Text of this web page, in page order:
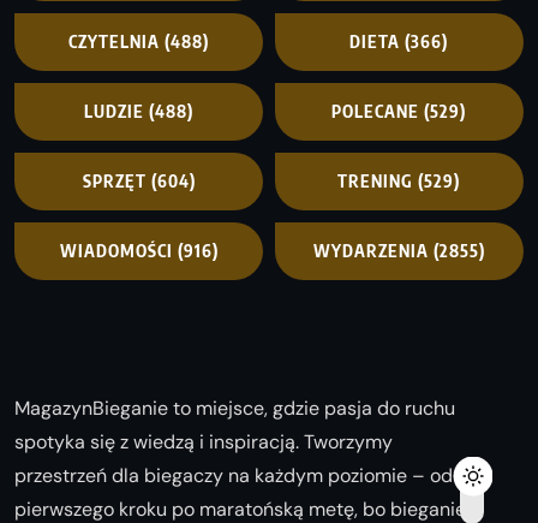
CZYTELNIA (488) DIETA (366)
LUDZIE (488) POLECANE (529)
SPRZĘT (604) TRENING (529)
WIADOMOŚCI (916) WYDARZENIA (2855)
MagazynBieganie to miejsce, gdzie pasja do ruchu
spotyka się z wiedzą i inspiracją. Tworzymy
przestrzeń dla biegaczy na każdym poziomie – od
pierwszego kroku po maratońską metę, bo bieganie